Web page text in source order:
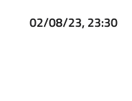
02/08/23, 23:30